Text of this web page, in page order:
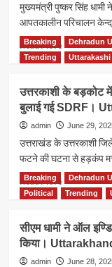
प्रौद्योगिकी
एवं
अनुप्रयोग
अन्तरिक्ष
सम्मेलन
में
प्रतिभाग
Uttarakhand
24×7
Live
news
के
मन
की
बात
कार्यक्रम
123वे
संस्करण
को
Uttarakhand
24×7
Live
news
मुख्यमंत्री पुष्कर सिंह धामी
आपतकालीन परिचालन
Read MoreRead
more
सीएम
धामी
ने
राज्य
आपतकालीन
परिचालन
केन्द्र
पहुंचकर
प्रदेश
रही
अतिवृष्टि
का
Breaking Dehradun
Trending
Uttarakashi
उत्तरकाशी के बड़कोट
बुलाई गई SDRF।
admin June 29,
उत्तराखंड के उत्तरकाशी
फटने की घटना से हड़कंप
Read MoreRead
more
उत्तरकाशी
के
बड़कोट
में
Breaking Dehradun
Political
Trending
सीएम धामी ने ऑल
किया।
admin June 28,